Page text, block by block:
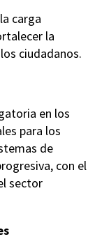
carga
la
ciudadanos.
en los
para los
de
con el
sector